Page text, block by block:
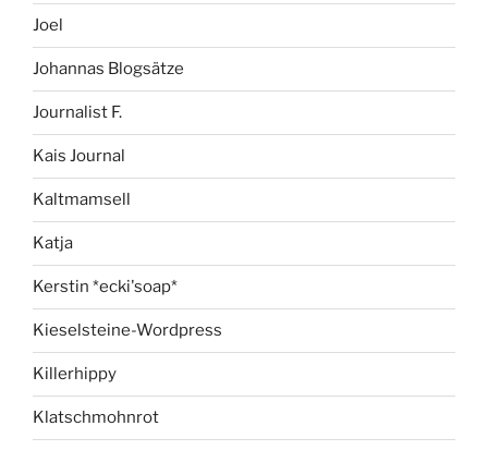
Joel
Johannas Blogsätze
Journalist F.
Kais Journal
Kaltmamsell
Katja
Kerstin *ecki'soap*
Kieselsteine-Wordpress
Killerhippy
Klatschmohnrot